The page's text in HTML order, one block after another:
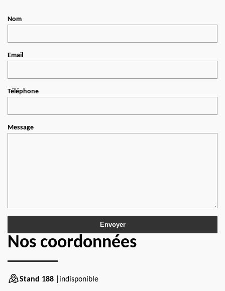
Nom
Email
Téléphone
Message
Nos coordonnées
Stand 188 |indisponible